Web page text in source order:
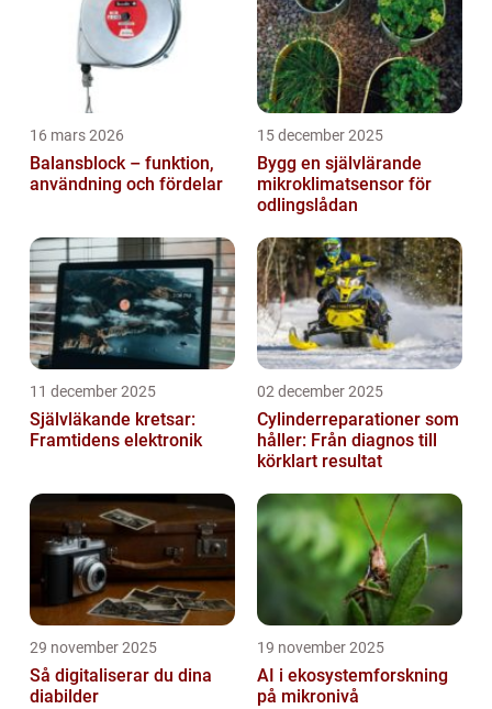
som är de...
16 mars 2026
Balansblock – funktion,
användning och fördelar
15 december 2025
Bygg en självlärande
mikroklimatsensor för
odlingslådan
11 december 2025
Självläkande kretsar:
Framtidens elektronik
02 december 2025
Cylinderreparationer som
håller: Från diagnos till
körklart resultat
29 november 2025
Så digitaliserar du dina
diabilder
19 november 2025
AI i ekosystemforskning
på mikronivå